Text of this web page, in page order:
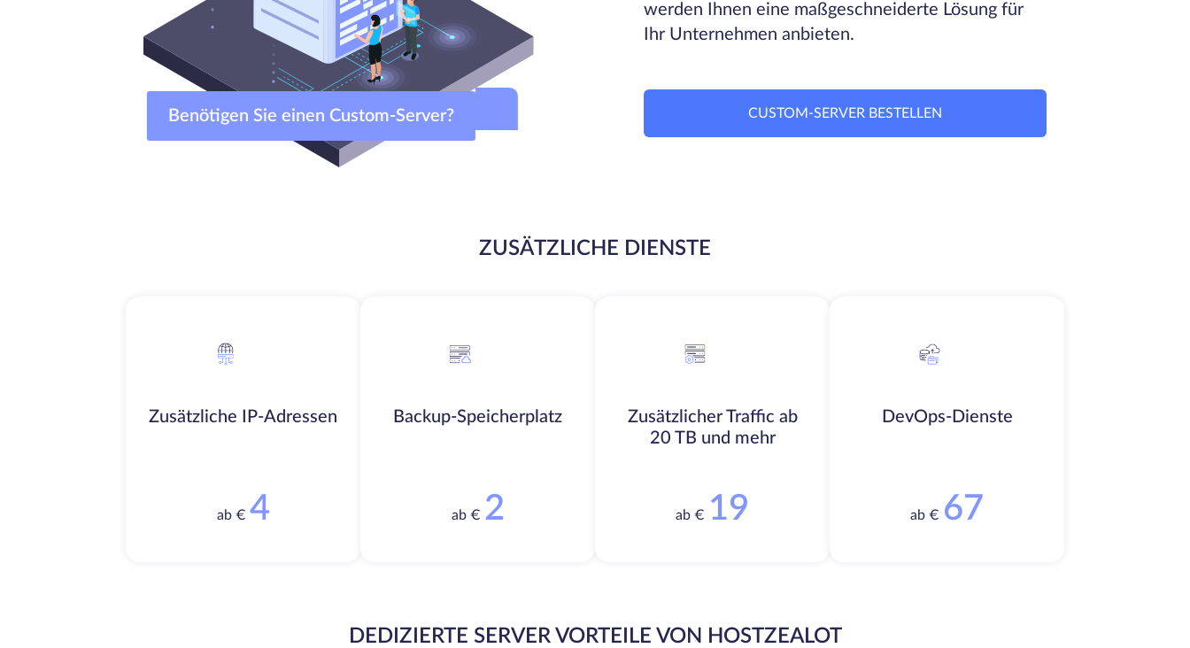
Benötigen Sie einen Custom-Server?
werden Ihnen eine maßgeschneiderte Lösung für
Ihr Unternehmen anbieten.
CUSTOM-SERVER BESTELLEN
ZUSÄTZLICHE DIENSTE
Zusätzliche IP-Adressen
ab € 4
Backup-Speicherplatz
ab € 2
Zusätzlicher Traffic ab
20 TB und mehr
ab € 19
DevOps-Dienste
ab € 67
DEDIZIERTE SERVER VORTEILE VON HOSTZEALOT